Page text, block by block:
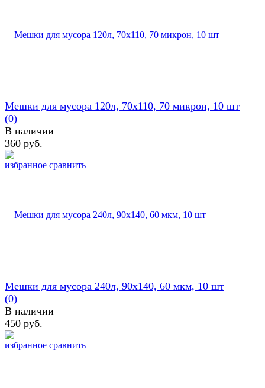
избранное сравнить
Мешки для мусора 120л, 70х110, 70 микрон, 10 шт
(0)
В наличии
360 руб.
избранное сравнить
Мешки для мусора 240л, 90х140, 60 мкм, 10 шт
(0)
В наличии
450 руб.